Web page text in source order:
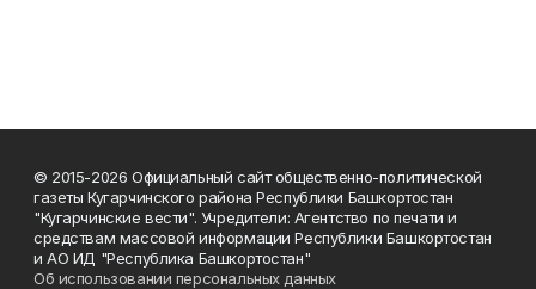
© 2015-2026 Официальный сайт общественно-политической
газеты Кугарчинского района Республики Башкортостан
"Кугарчинские вести". Учредители: Агентство по печати и
средствам массовой информации Республики Башкортостан
и АО ИД "Республика Башкортостан"
Об использовании персональных данных